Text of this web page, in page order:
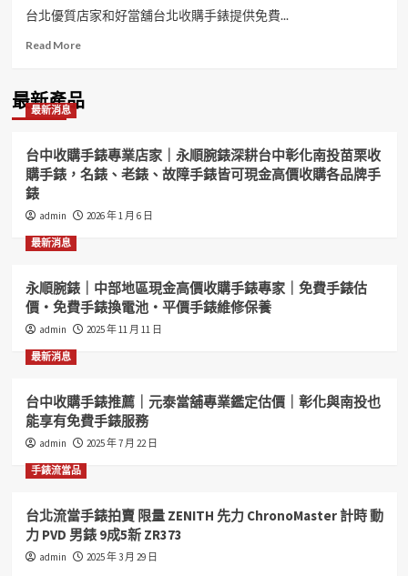
店
家
和
舖
專
台
北
收
手
汽
車
錢
錢
台
北
舖
北
借
錢
台北優質店家和好當舖台北收購手錶提供免費...
Read MoreRead
優
質
家
推
薦
北
舖
專
台
手
錶
台
汽
車
借
錢
免
最新產品
最新消息
台中收購手錶專業店家｜永順腕錶深耕台中彰化南投苗栗收
購手錶，名錶、老錶、故障手錶皆可現金高價收購各品牌手
錶
admin 2026 年 1 月 6 日
最新消息
永順腕錶｜中部地區現金高價收購手錶專家｜免費手錶估
價・免費手錶換電池・平價手錶維修保養
admin 2025 年 11 月 11 日
最新消息
台中收購手錶推薦｜元泰當舖專業鑑定估價｜彰化與南投也
能享有免費手錶服務
admin 2025 年 7 月 22 日
手錶流當品
台北流當手錶拍賣 限量 ZENITH 先力 ChronoMaster 計時 動
力 PVD 男錶 9成5新 ZR373
admin 2025 年 3 月 29 日